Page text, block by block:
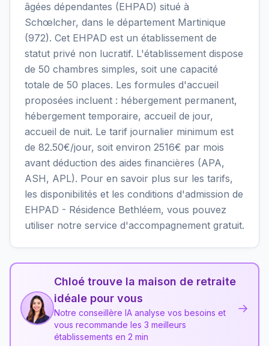
âgées dépendantes (EHPAD) situé à
Schœlcher, dans le département Martinique
(972). Cet EHPAD est un établissement de
statut privé non lucratif. L'établissement dispose
de 50 chambres simples, soit une capacité
totale de 50 places. Les formules d'accueil
proposées incluent : hébergement permanent,
hébergement temporaire, accueil de jour,
accueil de nuit. Le tarif journalier minimum est
de 82.50€/jour, soit environ 2516€ par mois
avant déduction des aides financières (APA,
ASH, APL). Pour en savoir plus sur les tarifs,
les disponibilités et les conditions d'admission de
EHPAD - Résidence Bethléem, vous pouvez
utiliser notre service d'accompagnement gratuit.
Chloé trouve la maison de retraite
idéale pour vous
Notre conseillère IA analyse vos besoins et
vous recommande les 3 meilleurs
établissements en 2 min
→